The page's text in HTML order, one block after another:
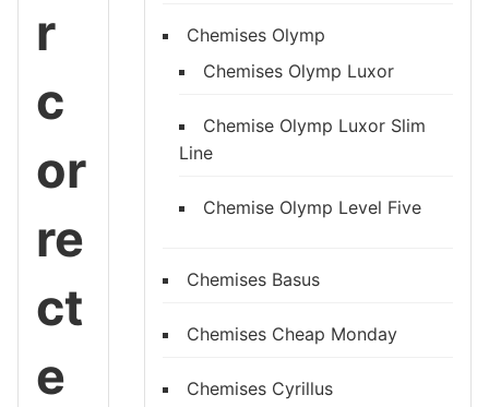
r
c
or
re
ct
e
Chemises Olymp
Chemises Olymp Luxor
Chemise Olymp Luxor Slim
Line
Chemise Olymp Level Five
Chemises Basus
Chemises Cheap Monday
Chemises Cyrillus